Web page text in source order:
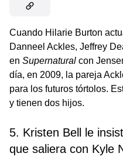
Cuando Hilarie Burton
Danneel Ackles, Jeffrey
en Supernatural con
día, en 2009, la pareja
para los futuros tórtolos.
y tienen dos hijos.
5. Kristen Bell le
que saliera con Kyle